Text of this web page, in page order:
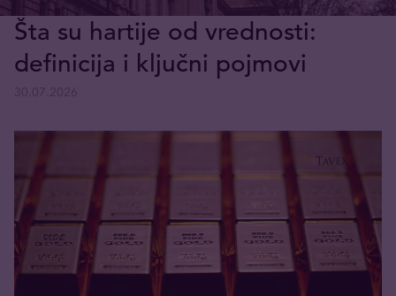
Šta su hartije od vrednosti:
definicija i ključni pojmovi